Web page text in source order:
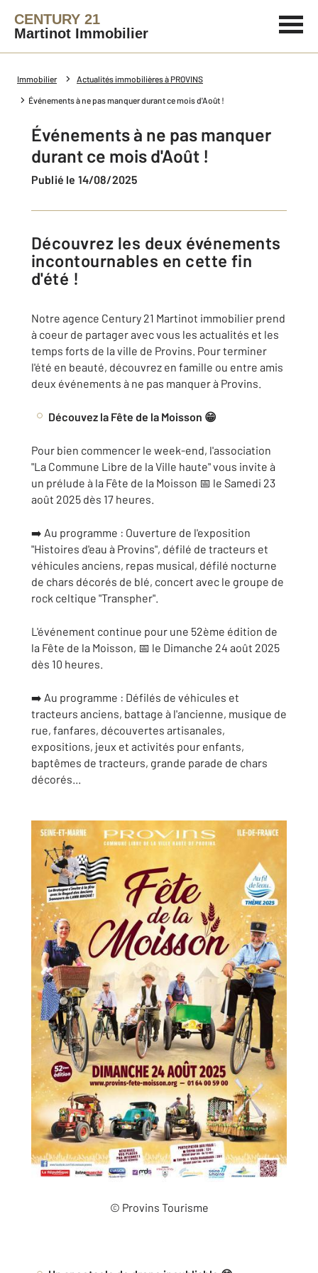
CENTURY 21
Martinot Immobilier
Immobilier Actualités immobilières à PROVINS
Événements à ne pas manquer durant ce mois d'Août !
Événements à ne pas manquer
durant ce mois d'Août !
Publié le 14/08/2025
Découvrez les deux événements
incontournables en cette fin
d'été !
Notre agence Century 21 Martinot immobilier prend
à coeur de partager avec vous les actualités et les
temps forts de la ville de Provins. Pour terminer
l'été en beauté, découvrez en famille ou entre amis
deux événements à ne pas manquer à Provins.
Découvez la Fête de la Moisson 😁
Pour bien commencer le week-end, l'association
"La Commune Libre de la Ville haute" vous invite à
un prélude à la Fête de la Moisson 📅 le Samedi 23
août 2025 dès 17 heures.
➡️ Au programme : Ouverture de l'exposition
"Histoires d'eau à Provins", défilé de tracteurs et
véhicules anciens, repas musical, défilé nocturne
de chars décorés de blé, concert avec le groupe de
rock celtique "Transpher".
L'événement continue pour une 52ème édition de
la Fête de la Moisson, 📅 le Dimanche 24 août 2025
dès 10 heures.
➡️ Au programme : Défilés de véhicules et
tracteurs anciens, battage à l'ancienne, musique de
rue, fanfares, découvertes artisanales,
expositions, jeux et activités pour enfants,
baptêmes de tracteurs, grande parade de chars
décorés...
© Provins Tourisme